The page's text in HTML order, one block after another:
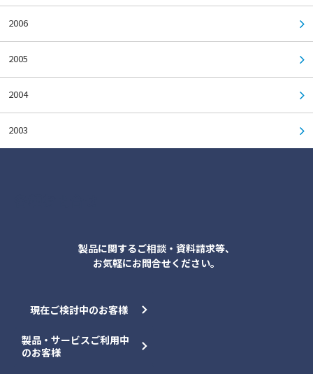
2006
2005
2004
2003
製品に関するご相談・資料請求等、
お気軽にお問合せください。
現在ご検討中のお客様
製品・サービスご利用中
のお客様